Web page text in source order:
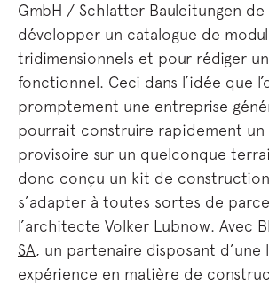
GmbH / Schlatter Bauleitungen
développer un catalogue de
tridimensionnels et pour rédiger
fonctionnel. Ceci dans l’idée que
promptement une entreprise
pourrait construire rapidement un
provisoire sur un quelconque
donc conçu un kit de
s’adapter à toutes sortes de
l’architecte Volker Lubnow. Avec
SA, un partenaire disposant d’une
expérience en matière de